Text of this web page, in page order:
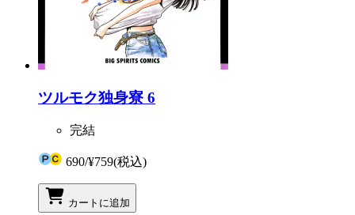
ツルモク独身寮 6
完結
690/¥759(税込)
カートに追加